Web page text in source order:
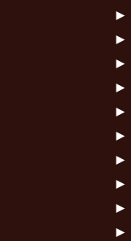
►
►
►
►
►
►
►
►
►
►